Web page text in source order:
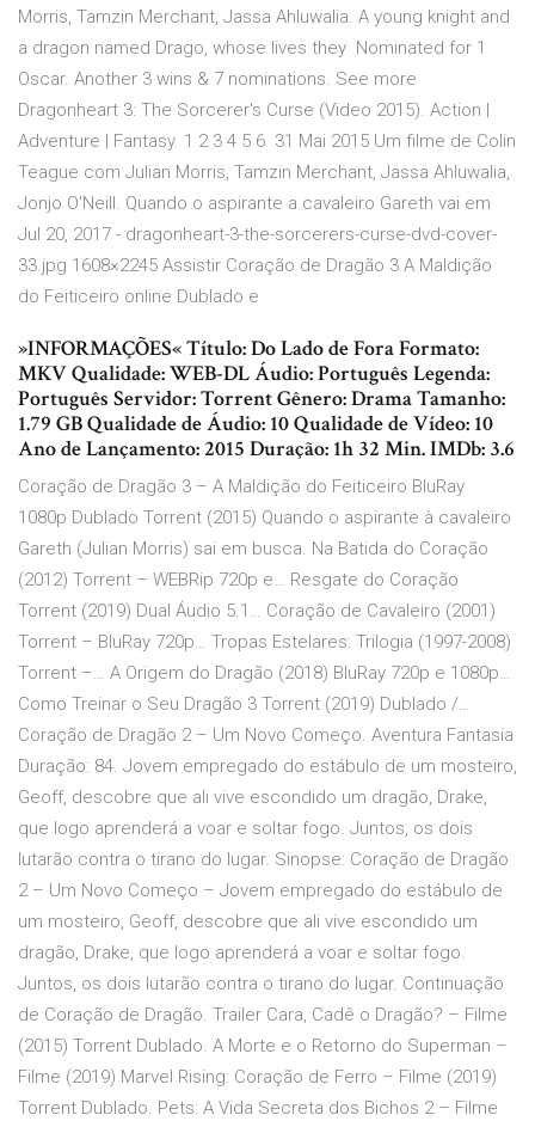
Morris, Tamzin Merchant, Jassa Ahluwalia. A young knight and
a dragon named Drago, whose lives they Nominated for 1
Oscar. Another 3 wins & 7 nominations. See more
Dragonheart 3: The Sorcerer's Curse (Video 2015). Action |
Adventure | Fantasy. 1 2 3 4 5 6 31 Mai 2015 Um filme de Colin
Teague com Julian Morris, Tamzin Merchant, Jassa Ahluwalia,
Jonjo O'Neill. Quando o aspirante a cavaleiro Gareth vai em
Jul 20, 2017 - dragonheart-3-the-sorcerers-curse-dvd-cover-
33.jpg 1608×2245 Assistir Coração de Dragão 3 A Maldição
do Feiticeiro online Dublado e
»INFORMAÇÕES« Título: Do Lado de Fora Formato:
MKV Qualidade: WEB-DL Áudio: Português Legenda:
Português Servidor: Torrent Gênero: Drama Tamanho:
1.79 GB Qualidade de Áudio: 10 Qualidade de Vídeo: 10
Ano de Lançamento: 2015 Duração: 1h 32 Min. IMDb: 3.6
Coração de Dragão 3 – A Maldição do Feiticeiro BluRay
1080p Dublado Torrent (2015) Quando o aspirante à cavaleiro
Gareth (Julian Morris) sai em busca. Na Batida do Coração
(2012) Torrent – WEBRip 720p e… Resgate do Coração
Torrent (2019) Dual Áudio 5.1… Coração de Cavaleiro (2001)
Torrent – BluRay 720p… Tropas Estelares: Trilogia (1997-2008)
Torrent –… A Origem do Dragão (2018) BluRay 720p e 1080p…
Como Treinar o Seu Dragão 3 Torrent (2019) Dublado /…
Coração de Dragão 2 – Um Novo Começo. Aventura Fantasia
Duração: 84. Jovem empregado do estábulo de um mosteiro,
Geoff, descobre que ali vive escondido um dragão, Drake,
que logo aprenderá a voar e soltar fogo. Juntos, os dois
lutarão contra o tirano do lugar. Sinopse: Coração de Dragão
2 – Um Novo Começo – Jovem empregado do estábulo de
um mosteiro, Geoff, descobre que ali vive escondido um
dragão, Drake, que logo aprenderá a voar e soltar fogo.
Juntos, os dois lutarão contra o tirano do lugar. Continuação
de Coração de Dragão. Trailer Cara, Cadê o Dragão? – Filme
(2015) Torrent Dublado. A Morte e o Retorno do Superman –
Filme (2019) Marvel Rising: Coração de Ferro – Filme (2019)
Torrent Dublado. Pets: A Vida Secreta dos Bichos 2 – Filme